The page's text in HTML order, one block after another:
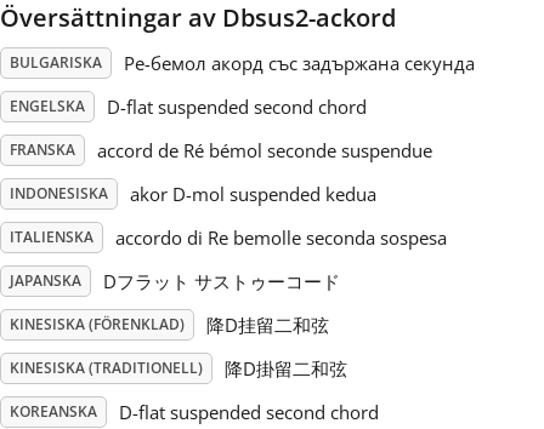
Português
Svenska
Tiếng Việt
Türkçe
Översättningar av Dbsus2-ackord
BULGARISKA Ре-бемол акорд със задържана секунда
ENGELSKA D-flat suspended second chord
FRANSKA accord de Ré bémol seconde suspendue
INDONESISKA akor D-mol suspended kedua
ITALIENSKA accordo di Re bemolle seconda sospesa
JAPANSKA Dフラット サストゥーコード
KINESISKA (FÖRENKLAD) 降D挂留二和弦
KINESISKA (TRADITIONELL) 降D掛留二和弦
KOREANSKA D-flat suspended second chord